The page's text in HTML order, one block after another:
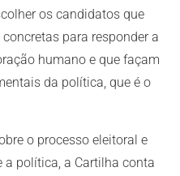
os candidatos que
para responder a
humano e que façam
da política, que é o
o processo eleitoral e
política, a Cartilha conta